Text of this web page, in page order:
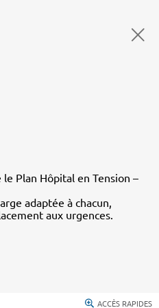
Plan Hôpital en Tension –
adaptée à chacun,
aux urgences.
ACCÈS RAPIDES